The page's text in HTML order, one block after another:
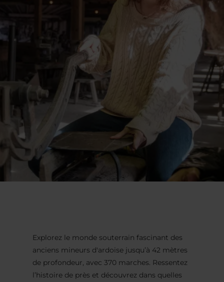
Explorez le monde souterrain fascinant des
anciens mineurs d'ardoise jusqu’à 42 mètres
de profondeur, avec 370 marches. Ressentez
l’histoire de près et découvrez dans quelles